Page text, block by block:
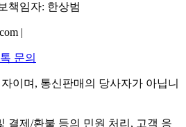
책임자: 한상범
|
문의
이며, 통신판매의 당사자가 아닙니
결제/환불 등의 민원 처리, 고객 응